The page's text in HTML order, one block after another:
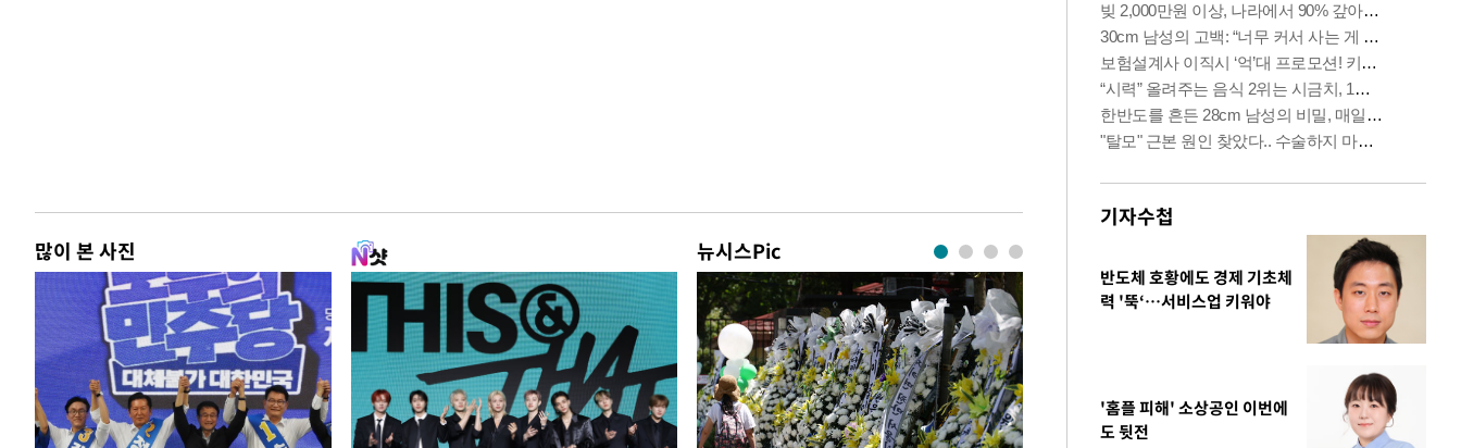
많이 본 사진 뉴시스Pic
기자수첩
반도체 호황에도 경제 기초체
력 '뚝‘…서비스업 키워야
'홈플 피해' 소상공인 이번에
도 뒷전